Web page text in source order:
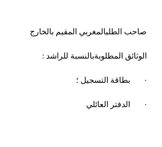
صاحب الطلبالمغربي المقيم بالخارج
الوثائق المطلوبةبالنسبة للراشد :
·       بطاقة التسجيل ؛
·       الدفتر العائلي